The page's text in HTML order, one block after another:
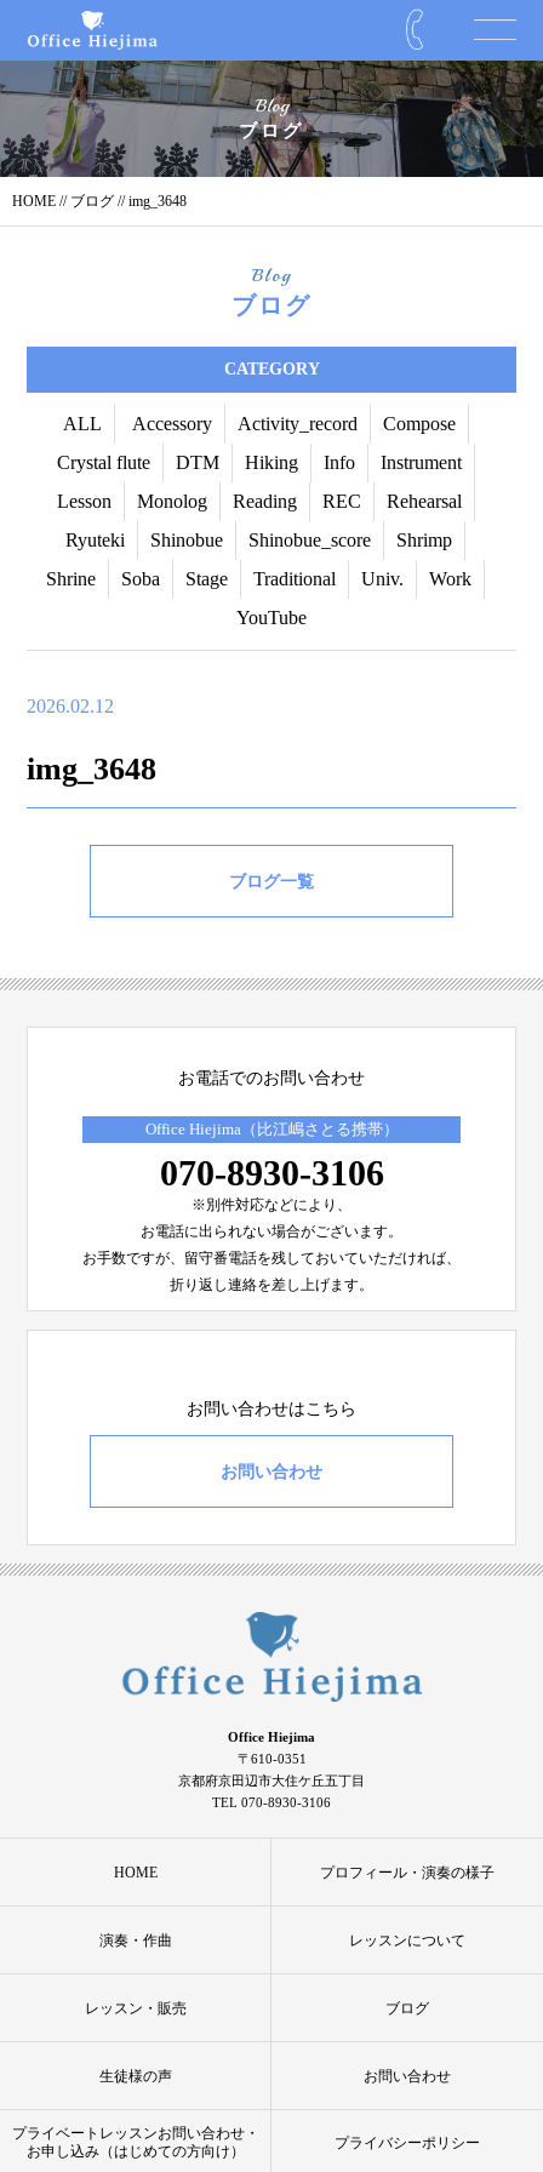
Blog
ブログ
HOME // ブログ // img_3648
Blog
ブログ
CATEGORY
ALL Accessory Activity_record
Compose
Crystal flute
DTM Hiking Info
Instrument
Lesson
Monolog Reading REC
Rehearsal
Ryuteki
Shinobue Shinobue_score
Shrimp
Shrine
Soba Stage Traditional Univ.
Work
YouTube
2026.02.12
img_3648
ブログ一覧
お電話でのお問い合わせ
Office Hiejima（比江嶋さとる携帯）
070-8930-3106
※別件対応などにより、
お電話に出られない場合がございます。
お手数ですが、留守番電話を残しておいていただければ、
折り返し連絡を差し上げます。
お問い合わせはこちら
お問い合わせ
Office Hiejima
〒610-0351
京都府京田辺市大住ケ丘五丁目
TEL 070-8930-3106
HOME プロフィール・演奏の様子
演奏・作曲 レッスンについて
レッスン・販売 ブログ
生徒様の声 お問い合わせ
プライベートレッスンお問い合わせ・
お申し込み（はじめての方向け）
プライバシーポリシー